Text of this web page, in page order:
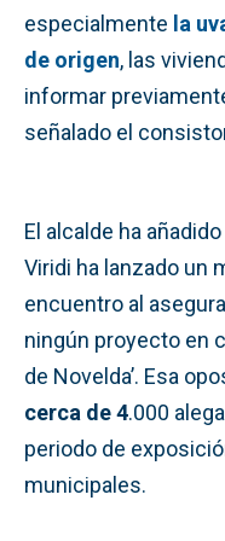
especialmente la
de origen, las
informar
señalado el
El alcalde ha
Viridi ha lanzado un
encuentro al
ningún proyecto en
de Novelda’. Esa
cerca de 4.000
periodo de
municipales.